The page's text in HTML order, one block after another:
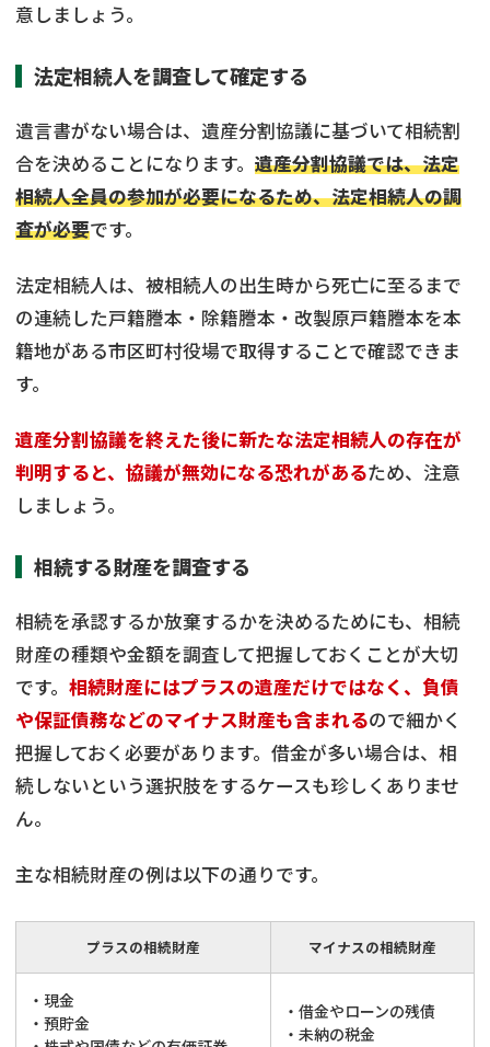
意しましょう。
法定相続人を調査して確定する
遺言書がない場合は、遺産分割協議に基づいて相続割
合を決めることになります。 遺産分割協議では、法定
相続人全員の参加が必要になるため、法定相続人の調
査が必要です。
法定相続人は、被相続人の出生時から死亡に至るまで
の連続した戸籍謄本・除籍謄本・改製原戸籍謄本を本
籍地がある市区町村役場で取得することで確認できま
す。
遺産分割協議を終えた後に新たな法定相続人の存在が
判明すると、協議が無効になる恐れがあるため、注意
しましょう。
相続する財産を調査する
相続を承認するか放棄するかを決めるためにも、相続
財産の種類や金額を調査して把握しておくことが大切
です。 相続財産にはプラスの遺産だけではなく、負債
や保証債務などのマイナス財産も含まれるので細かく
把握しておく必要があります。借金が多い場合は、相
続しないという選択肢をするケースも珍しくありませ
ん。
主な相続財産の例は以下の通りです。
プラスの相続財産 マイナスの相続財産
・現金
・預貯金
・借金やローンの残債
・未納の税金